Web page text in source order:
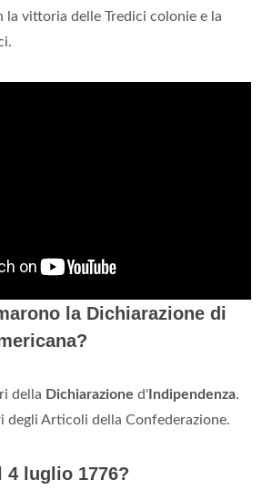
la vittoria delle Tredici colonie e la
la Dichiarazione di
della Dichiarazione d' Indipendenza.
Articoli della Confederazione.
4 luglio 1776?